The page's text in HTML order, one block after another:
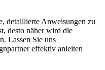
detaillierte Anweisungen zu
desto näher wird die
Lassen Sie uns
effektiv anleiten